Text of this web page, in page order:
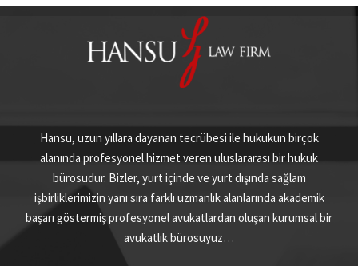
Hansu, uzun yıllara dayanan tecrübesi ile hukukun birçok
alanında profesyonel hizmet veren uluslararası bir hukuk
bürosudur. Bizler, yurt içinde ve yurt dışında sağlam
işbirliklerimizin yanı sıra farklı uzmanlık alanlarında akademik
başarı göstermiş profesyonel avukatlardan oluşan kurumsal bir
avukatlık bürosuyuz…